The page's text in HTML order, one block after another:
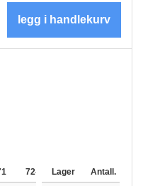
72-143 144-287
Lager Antall.